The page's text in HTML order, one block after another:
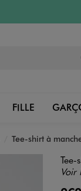
FILLE
Tee-shirt à
Voir